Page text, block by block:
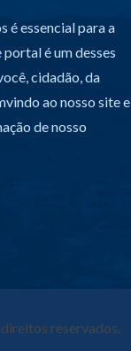
é essencial para a
é um desses
cidadão, da
ao nosso site e
de nosso
reservados.